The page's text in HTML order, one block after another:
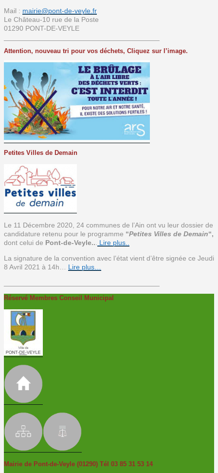
Mail : mairie@pont-de-veyle.fr
Le Château-10 rue de la Poste
01290 PONT-DE-VEYLE
Attention, nouveau tri pour vos déchets, Cliquez sur l’image.
Petites Villes de Demain
Le 11 Décembre 2020, 24 communes de l’Ain ont vu leur dossier de
candidature retenu pour le programme “Petites Villes de Demain“,
dont celui de Pont-de-Veyle... Lire plus..
La signature de la convention avec l’état vient d’être signée ce Jeudi
8 Avril 2021 à 14h… Lire plus…
Réservé Membres Conseil Municipal
Mairie de Pont-de-Veyle (01290) Tél 03 85 31 53 14